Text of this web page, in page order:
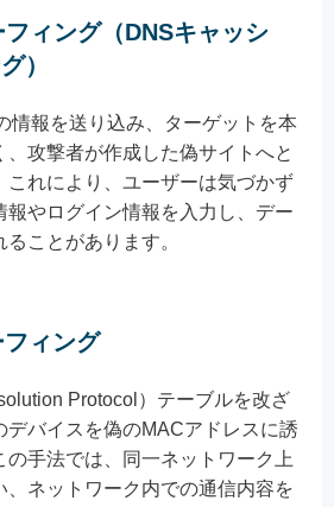
ィング（DNSキャッシ
）
情報を送り込み、ターゲットを本
攻撃者が作成した偽サイトへと
これにより、ユーザーは気づかず
報やログイン情報を入力し、デー
ことがあります。
ィング
Protocol）テーブルを改ざ
デバイスを偽のMACアドレスに誘
の手法では、同一ネットワーク上
、ネットワーク内での通信内容を